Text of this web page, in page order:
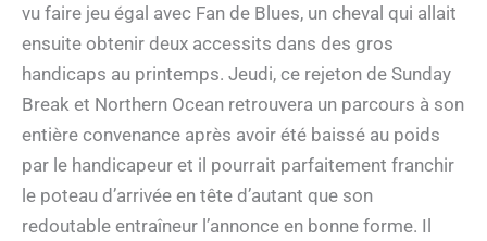
vu faire jeu égal avec Fan de Blues, un cheval qui allait
ensuite obtenir deux accessits dans des gros
handicaps au printemps. Jeudi, ce rejeton de Sunday
Break et Northern Ocean retrouvera un parcours à son
entière convenance après avoir été baissé au poids
par le handicapeur et il pourrait parfaitement franchir
le poteau d’arrivée en tête d’autant que son
redoutable entraîneur l’annonce en bonne forme. Il